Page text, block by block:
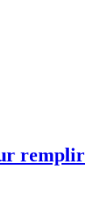
remplir